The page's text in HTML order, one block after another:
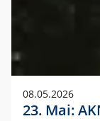
08.05.2026
23. Mai: